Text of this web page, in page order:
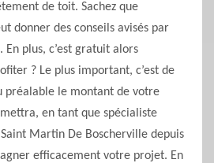
de toit. Sachez que
donner des conseils avisés par
plus, c’est gratuit alors
? Le plus important, c’est de
préalable le montant de votre
en tant que spécialiste
Martin De Boscherville depuis
efficacement votre projet. En